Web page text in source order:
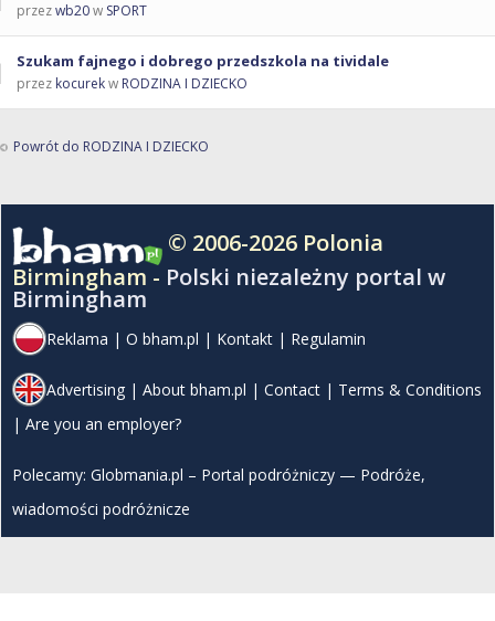
przezwb20w SPORT
Szukam fajnego i dobrego przedszkola na tividale
przez kocurekw RODZINA I DZIECKO
Powrót do RODZINA I DZIECKO
© 2006-2026 Polonia
Birmingham - Polski niezależny portal w
Birmingham
Reklama | O bham.pl | Kontakt | Regulamin
Advertising | About bham.pl | Contact | Terms & Conditions
| Are you an employer?
Polecamy: Globmania.pl – Portal podróżniczy — Podróże,
wiadomości podróżnicze